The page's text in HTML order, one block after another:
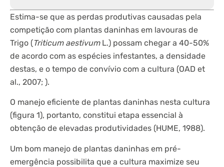
Estima-se que as perdas produtivas causadas pela
competição com plantas daninhas em lavouras de
Trigo (Triticum aestivumL.) possam chegar a 40-50%
de acordo com as espécies infestantes, a densidade
destas, e o tempo de convívio com a cultura (OAD et
al., 2007; ).
O manejo eficiente de plantas daninhas nesta cultura
(figura 1), portanto, constitui etapa essencial à
obtenção de elevadas produtividades (HUME, 1988).
Um bom manejo de plantas daninhas em pré-
emergência possibilita que a cultura maximize seu